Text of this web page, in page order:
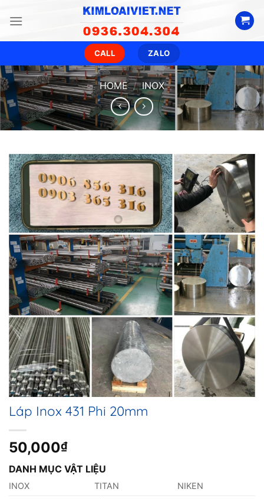
CALL ZALO
HOME / INOX
Láp Inox 431 Phi 20mm
50,000₫
DANH MỤC VẬT LIỆU
INOX TITAN
NIKEN